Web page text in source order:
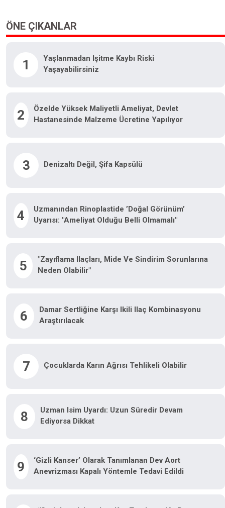
ÖNE ÇIKANLAR
1
Yaşlanmadan Işitme Kaybı Riski
Yaşayabilirsiniz
2
Özelde Yüksek Maliyetli Ameliyat, Devlet
Hastanesinde Malzeme Ücretine Yapılıyor
3 Denizaltı Değil, Şifa Kapsülü
4
Uzmanından Rinoplastide ’doğal Görünüm’
Uyarısı: "Ameliyat Olduğu Belli Olmamalı"
5
"Zayıflama Ilaçları, Mide Ve Sindirim Sorunlarına
Neden Olabilir"
6
Damar Sertliğine Karşı Ikili Ilaç Kombinasyonu
Araştırılacak
7 Çocuklarda Karın Ağrısı Tehlikeli Olabilir
8
Uzman Isim Uyardı: Uzun Süredir Devam
Ediyorsa Dikkat
9
‘Gizli Kanser’ Olarak Tanımlanan Dev Aort
Anevrizması Kapalı Yöntemle Tedavi Edildi